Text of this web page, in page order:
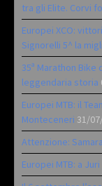
tra gli Elite. Corvi
Europei XCO:
Signorelli 5^ la
35ª Marathon Bike
leggendaria storia
Europei MTB: il
Monteceneri 31/
Attenzione:
Europei MTB: a